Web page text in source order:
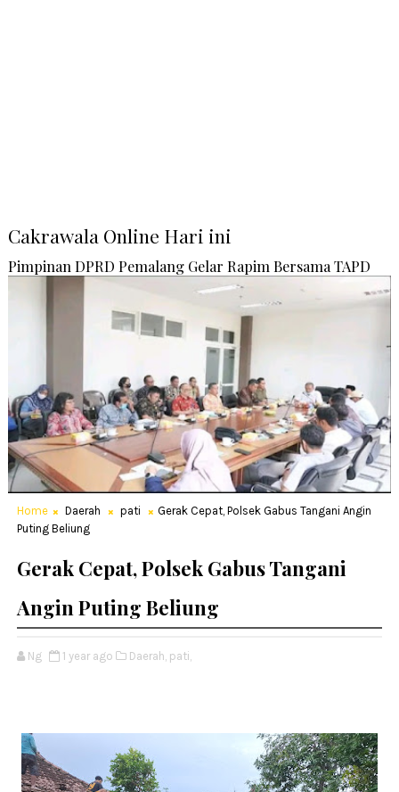
Cakrawala Online Hari ini
Pimpinan DPRD Pemalang Gelar Rapim Bersama TAPD
Home Daerah pati
Gerak Cepat, Polsek Gabus Tangani Angin
Puting Beliung
Gerak Cepat, Polsek Gabus Tangani
Angin Puting Beliung
Ng 1 year ago Daerah, pati,